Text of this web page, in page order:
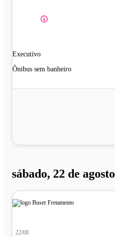
Executivo
Ônibus sem banheiro
sábado, 22 de agosto
22/08